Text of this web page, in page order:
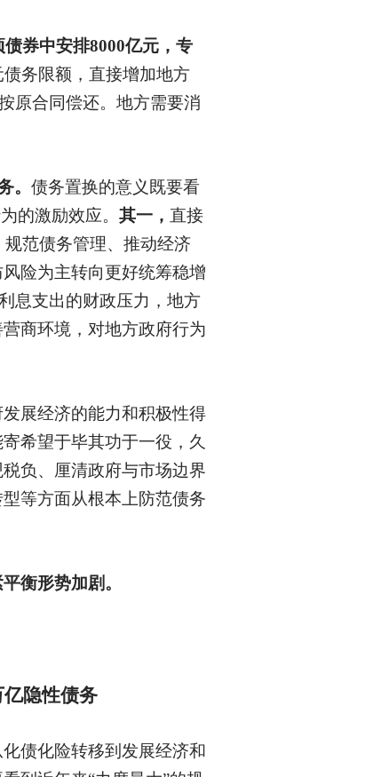
券中安排8000亿元，专
债务限额，直接增加地方
原合同偿还。地方需要消
。 债务置换的意义既要看
的激励效应。 其一， 直接
范债务管理、推动经济
险为主转向更好统筹稳增
息支出的财政压力，地方
商环境，对地方政府行为
展经济的能力和积极性得
希望于毕其功于一役，久
负、厘清政府与市场边界
等方面从根本上防范债务
衡形势加剧。
隐性债务
债化险转移到发展经济和